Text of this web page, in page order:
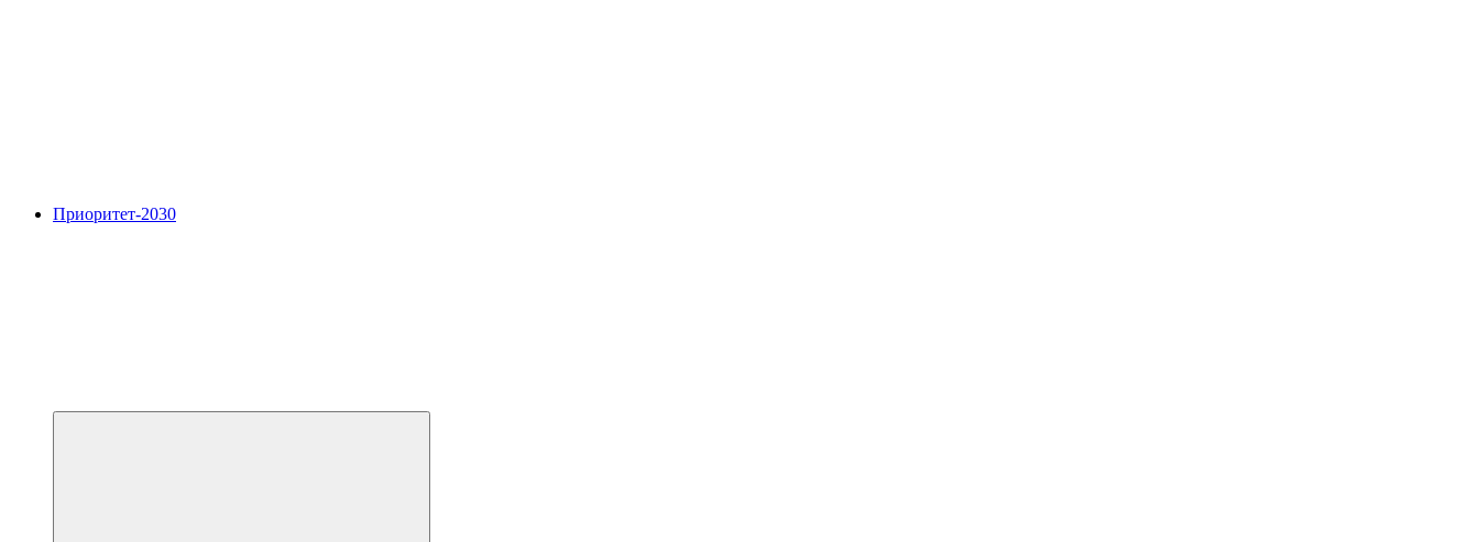
Приоритет-2030